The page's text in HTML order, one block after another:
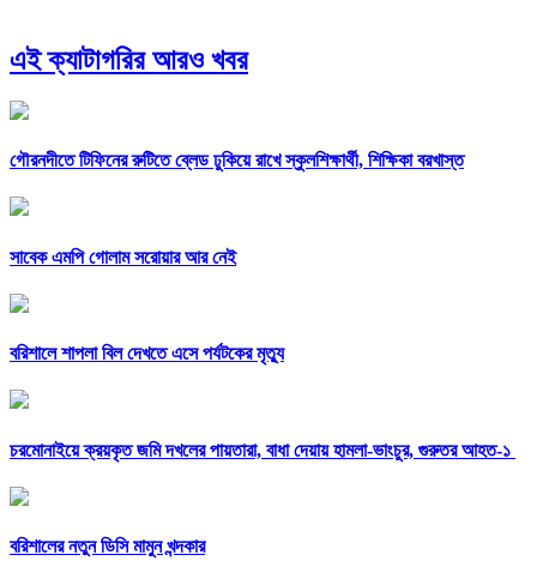
এই ক্যাটাগরির আরও খবর
গৌরনদীতে টিফিনের রুটিতে ব্লেড ঢুকিয়ে রাখে স্কুলশিক্ষার্থী, শিক্ষিকা বরখাস্ত
সাবেক এমপি গোলাম সরোয়ার আর নেই
বরিশালে শাপলা বিল দেখতে এসে পর্যটকের মৃত্যু
চরমোনাইয়ে ক্রয়কৃত জমি দখলের পায়তারা, বাধা দেয়ায় হামলা-ভাংচুর, গুরুতর আহত-১
বরিশালের নতুন ডিসি মামুন খন্দকার